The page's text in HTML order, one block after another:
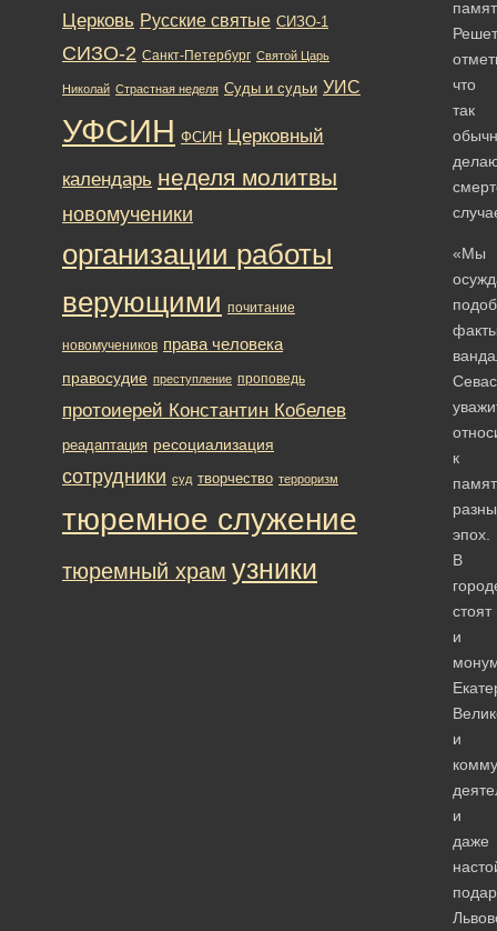
что
так
«Мы
к
эпох.
В
стоят
и
и
и
даже
Церковь Русские святые СИЗО-1
СИЗО-2 Санкт-Петербург Святой Царь
Николай Страстная неделя Суды и судьи УИС
УФСИН ФСИН Церковный
календарь неделя молитвы
новомученики
организации работы
верующими почитание
новомучеников права человека
правосудие преступление проповедь
протоиерей Константин Кобелев
реадаптация ресоциализация
сотрудники суд творчество терроризм
тюремное служение
тюремный храм узники